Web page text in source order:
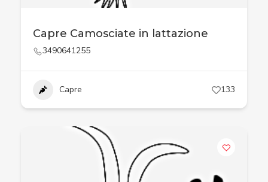
Capre Camosciate in lattazione
3490641255
Capre 133